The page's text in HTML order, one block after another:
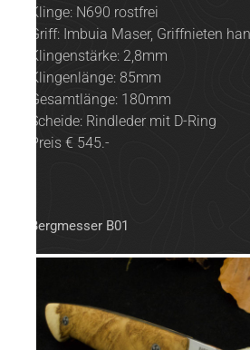
Klinge: N690 rostfrei
Griff: Imbuia Maser, Griffnieten
Klingenstärke: 2,8mm
Klingenlänge: 85mm
Gesamtlänge: 180mm
Scheide: Rindleder mit D-Ring
Preis € 545.-
Bergmesser B01